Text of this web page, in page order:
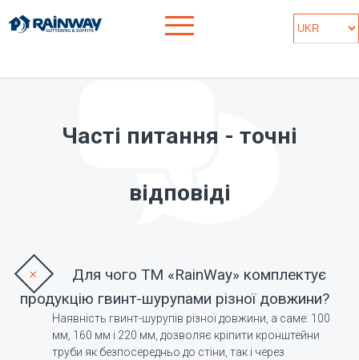
Часті питання - точні
відповіді
Для чого ТМ «RainWay» комплектує
продукцію гвинт-шурупами різної довжини?
Наявність гвинт-шурупів різної довжини, а саме: 100
мм, 160 мм і 220 мм, дозволяє кріпити кронштейни
труби як безпосередньо до стіни, так і через